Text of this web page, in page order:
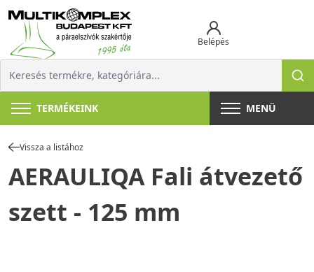
Belépés
TERMÉKEINK MENÜ
Vissza a listához
AERAULIQA Fali átvezető
szett - 125 mm